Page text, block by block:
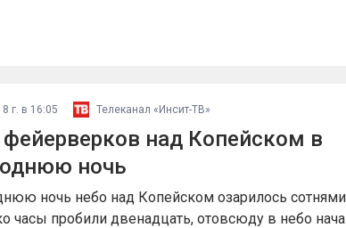
г. в 16:05 Телеканал «Инсит-ТВ»
над Копейском в
ночь
ночь небо над Копейском озарилось
часы пробили двенадцать, отовсюду в небо